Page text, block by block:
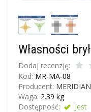
Własności brył
Dodaj recenzję:
Kod: MR-MA-08
Producent: MERIDIAN
Waga: 2.39 kg
Dostępność:
Jest